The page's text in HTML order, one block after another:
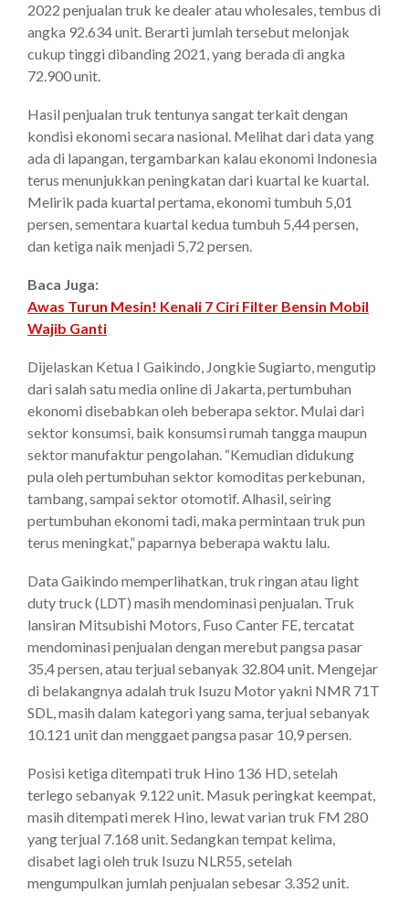
2022 penjualan truk ke dealer atau wholesales, tembus di
angka 92.634 unit. Berarti jumlah tersebut melonjak
cukup tinggi dibanding 2021, yang berada di angka
72.900 unit.
Hasil penjualan truk tentunya sangat terkait dengan
kondisi ekonomi secara nasional. Melihat dari data yang
ada di lapangan, tergambarkan kalau ekonomi Indonesia
terus menunjukkan peningkatan dari kuartal ke kuartal.
Melirik pada kuartal pertama, ekonomi tumbuh 5,01
persen, sementara kuartal kedua tumbuh 5,44 persen,
dan ketiga naik menjadi 5,72 persen.
Baca Juga:
Awas Turun Mesin! Kenali 7 Ciri Filter Bensin Mobil
Wajib Ganti
Dijelaskan Ketua I Gaikindo, Jongkie Sugiarto, mengutip
dari salah satu media online di Jakarta, pertumbuhan
ekonomi disebabkan oleh beberapa sektor. Mulai dari
sektor konsumsi, baik konsumsi rumah tangga maupun
sektor manufaktur pengolahan. “Kemudian didukung
pula oleh pertumbuhan sektor komoditas perkebunan,
tambang, sampai sektor otomotif. Alhasil, seiring
pertumbuhan ekonomi tadi, maka permintaan truk pun
terus meningkat,” paparnya beberapa waktu lalu.
Data Gaikindo memperlihatkan, truk ringan atau light
duty truck (LDT) masih mendominasi penjualan. Truk
lansiran Mitsubishi Motors, Fuso Canter FE, tercatat
mendominasi penjualan dengan merebut pangsa pasar
35,4 persen, atau terjual sebanyak 32.804 unit. Mengejar
di belakangnya adalah truk Isuzu Motor yakni NMR 71T
SDL, masih dalam kategori yang sama, terjual sebanyak
10.121 unit dan menggaet pangsa pasar 10,9 persen.
Posisi ketiga ditempati truk Hino 136 HD, setelah
terlego sebanyak 9.122 unit. Masuk peringkat keempat,
masih ditempati merek Hino, lewat varian truk FM 280
yang terjual 7.168 unit. Sedangkan tempat kelima,
disabet lagi oleh truk Isuzu NLR55, setelah
mengumpulkan jumlah penjualan sebesar 3.352 unit.